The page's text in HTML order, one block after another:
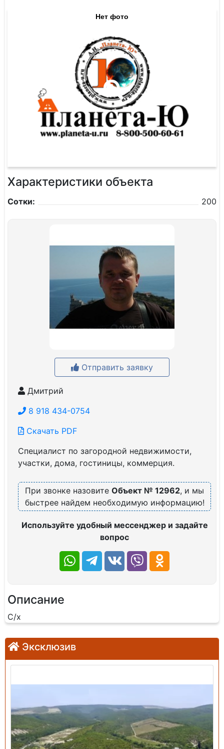
Нет фото
Характеристики объекта
Сотки: 200
Отправить заявку
Дмитрий
8 918 434-0754
Скачать PDF
Специалист по загородной недвижимости,
участки, дома, гостиницы, коммерция.
При звонке назовите Объект № 12962, и мы
быстрее найдем необходимую информацию!
Используйте удобный мессенджер и задайте
вопрос
Описание
С/х
Эксклюзив